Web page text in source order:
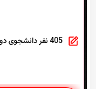
405 نفر دانشجوی دوره